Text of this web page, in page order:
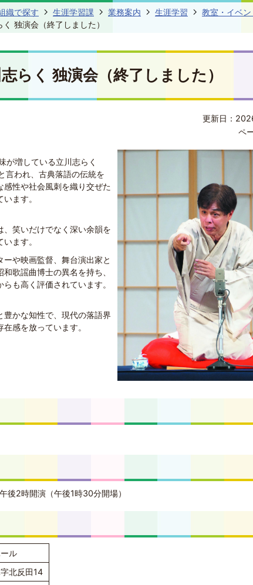
織で探す 生涯学習課 業務案内 生涯学習 教室・イベン
く 独演会（終了しました）
らく 独演会（終了しました）
更新日：
ペ
が増している立川志らく
言われ、古典落語の伝統を
感性や社会風刺を織り交ぜた
ます。
、笑いだけでなく深い余韻を
ます。
ーや映画監督、舞台演出家と
歌謡曲博士の異名を持ち、
も高く評価されています。
豊かな知性で、現代の落語界
感を放っています。
後2時開演（午後1時30分開場）
ル
北反田14